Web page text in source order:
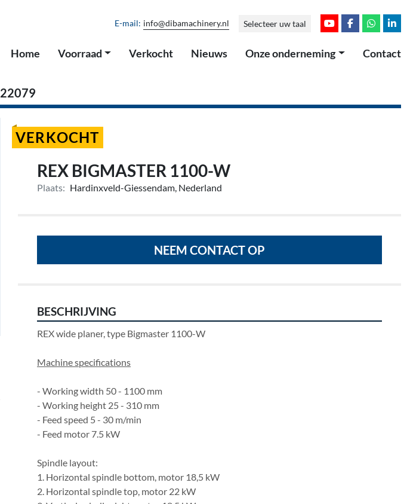
E-mail: info@dibamachinery.nl Selecteer uw taal
youtubefacebook
Home Voorraad Verkocht Nieuws Onze onderneming Contact
22079
VERKOCHT
REX BIGMASTER 1100-W
Plaats: Hardinxveld-Giessendam, Nederland
NEEM CONTACT OP
BESCHRIJVING
REX wide planer, type Bigmaster 1100-W
Machine specifications
- Working width 50 - 1100 mm
- Working height 25 - 310 mm
- Feed speed 5 - 30 m/min
- Feed motor 7.5 kW
Spindle layout:
1. Horizontal spindle bottom, motor 18,5 kW
2. Horizontal spindle top, motor 22 kW